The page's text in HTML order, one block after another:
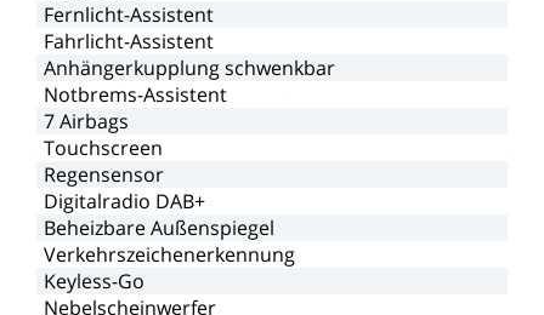
Fernlicht-Assistent
Fahrlicht-Assistent
Anhängerkupplungschwenkbar
Notbrems-Assistent
7Airbags
Touchscreen
Regensensor
Digitalradio DAB+
BeheizbareAußenspiegel
Verkehrszeichenerkennung
Keyless-Go
Nebelscheinwerfer